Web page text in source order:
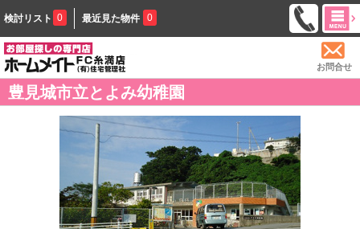
検討リスト 0 最近見た物件 0
お問合せ
豊見城市立とよみ幼稚園